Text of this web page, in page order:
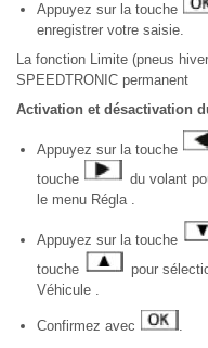
Appuyez sur la touche
enregistrer votre saisie.
La fonction Limite (pneus
SPEEDTRONIC permanent
Activation et désactivation
Appuyez sur la touche
touche
du volant
le menu Régla .
Appuyez sur la touche
touche
pour
Véhicule .
Confirmez avec .